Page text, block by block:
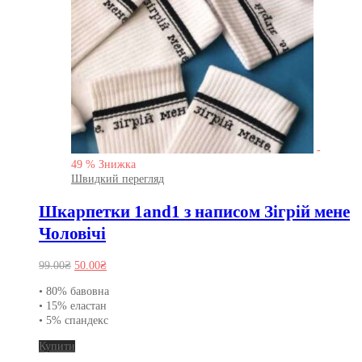
-
49 % Знижка
Швидкий перегляд
Шкарпетки 1and1 з написом Зігрій мене
Чоловічі
99.00₴ Оригінальна
99.00₴.
50.00₴Поточна
50.00₴.
• 80% бавовна
• 15% еластан
• 5% спандекс
Купити